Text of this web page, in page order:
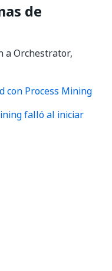
de
a Orchestrator,
con Process Mining
falló al iniciar